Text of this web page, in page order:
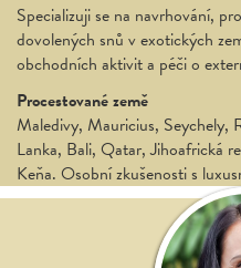
Specializuji se na navrhování,
dovolených snů v exotických
obchodních aktivit a péči o
Procestované země
Maledivy, Mauricius, Seychely,
Lanka, Bali, Qatar, Jihoafrická
Keňa. Osobní zkušenosti s